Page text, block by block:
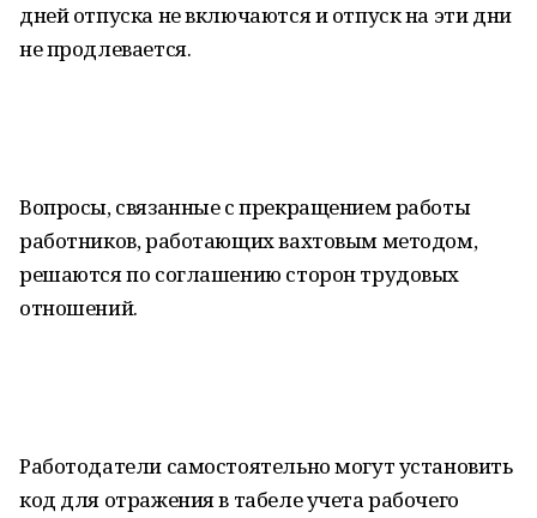
дней отпуска не включаются и отпуск на эти дни
не продлевается.
Вопросы, связанные с прекращением работы
работников, работающих вахтовым методом,
решаются по соглашению сторон трудовых
отношений.
Работодатели самостоятельно могут установить
код для отражения в табеле учета рабочего